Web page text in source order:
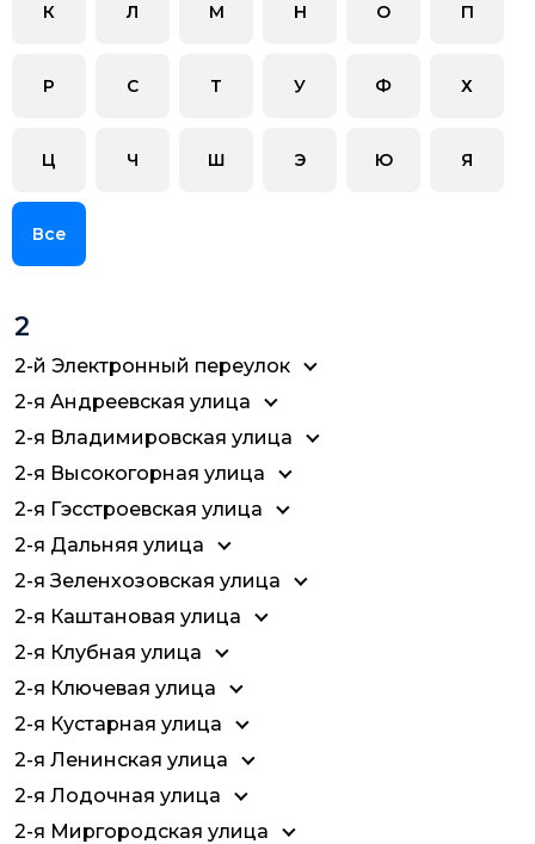
К Л М Н О П
Р С Т У Ф Х
Ц Ч Ш Э Ю Я
Все
2
2-й Электронный переулок
2-я Андреевская улица
2-я Владимировская улица
2-я Высокогорная улица
2-я Гэсстроевская улица
2-я Дальняя улица
2-я Зеленхозовская улица
2-я Каштановая улица
2-я Клубная улица
2-я Ключевая улица
2-я Кустарная улица
2-я Ленинская улица
2-я Лодочная улица
2-я Миргородская улица